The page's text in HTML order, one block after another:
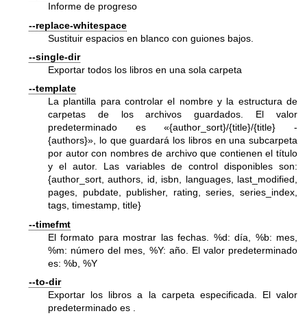
Informe de progreso
--replace-whitespace
Sustituir espacios en blanco con guiones bajos.
--single-dir
Exportar todos los libros en una sola carpeta
--template
La plantilla para controlar el nombre y la estructura de
carpetas de los archivos guardados. El valor
predeterminado es «{author_sort}/{title}/{title} -
{authors}», lo que guardará los libros en una subcarpeta
por autor con nombres de archivo que contienen el título
y el autor. Las variables de control disponibles son:
{author_sort, authors, id, isbn, languages, last_modified,
pages, pubdate, publisher, rating, series, series_index,
tags, timestamp, title}
--timefmt
El formato para mostrar las fechas. %d: día, %b: mes,
%m: número del mes, %Y: año. El valor predeterminado
es: %b, %Y
--to-dir
Exportar los libros a la carpeta especificada. El valor
predeterminado es .